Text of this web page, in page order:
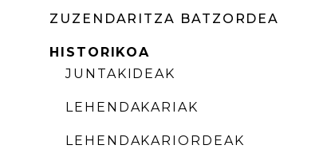
ZUZENDARITZA BATZORDEA
HISTORIKOA
JUNTAKIDEAK
LEHENDAKARIAK
LEHENDAKARIORDEAK